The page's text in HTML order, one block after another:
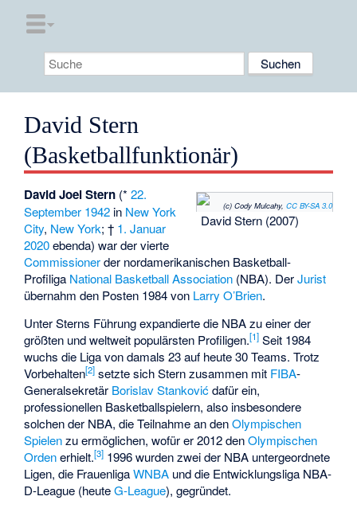
David Stern
(Basketballfunktionär)
(c) Cody Mulcahy, CC BY-SA 3.0
David Stern (2007)
David Joel Stern (*22.
September 1942 in New York
City, New York; † 1. Januar
2020ebenda) war der vierte
Commissionerder nordamerikanischen Basketball-
Profiliga National Basketball Association (NBA). DerJurist
übernahm den Posten 1984 von Larry O’Brien.
Unter Sterns Führung expandierte die NBA zu einer der
größten und weltweit populärsten Profiligen.[1] Seit 1984
wuchs die Liga von damals 23 auf heute 30 Teams. Trotz
Vorbehalten[2] setzte sich Stern zusammen mit FIBA-
Generalsekretär Borislav Stankovićdafür ein,
professionellen Basketballspielern, also insbesondere
solchen der NBA, die Teilnahme an denOlympischen
Spielenzu ermöglichen, wofür er 2012 denOlympischen
Ordenerhielt.[3] 1996 wurden zwei der NBA untergeordnete
Ligen, die FrauenligaWNBA und die Entwicklungsliga NBA-
D-League (heuteG-League), gegründet.